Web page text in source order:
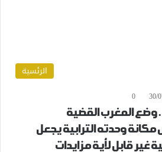
الرئسية
30/
0
المغرب القضية
وحدته الترابية يجعل
قابل لأية مزايدات